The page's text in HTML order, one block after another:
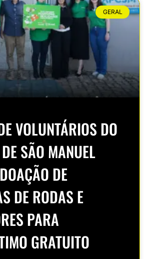
GERAL
VOLUNTÁRIOS DO
SÃO MANUEL
DE
DE RODAS E
PARA
GRATUITO